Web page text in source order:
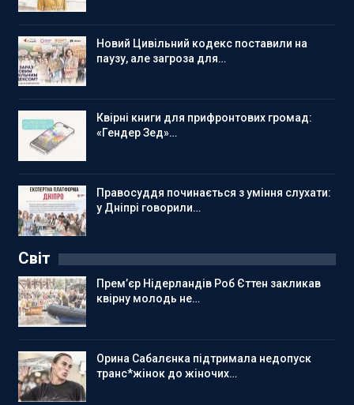
Новий Цивільний кодекс поставили на
паузу, але загроза для…
Квірні книги для прифронтових громад:
«Гендер Зед»…
Правосуддя починається з уміння слухати:
у Дніпрі говорили…
Світ
Прем’єр Нідерландів Роб Єттен закликав
квірну молодь не…
Орина Сабалєнка підтримала недопуск
транс*жінок до жіночих…